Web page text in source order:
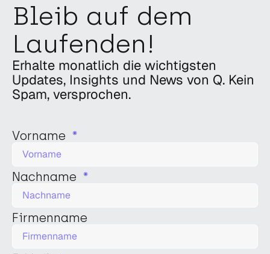
Bleib auf dem
Laufenden!
Erhalte monatlich die wichtigsten
Updates, Insights und News von Q. Kein
Spam, versprochen.
Vorname
Nachname
Firmenname